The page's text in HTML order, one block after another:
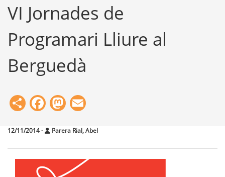
Training
Tools
VI Jornades de
Programari Lliure al
Berguedà
ShareFacebook
Mastodon
12/11/2014- Parera Rial, Abel